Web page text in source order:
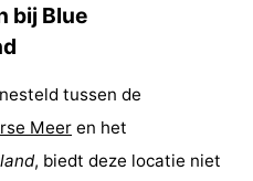
bij Blue
tussen de
Meer en het
, biedt deze locatie niet